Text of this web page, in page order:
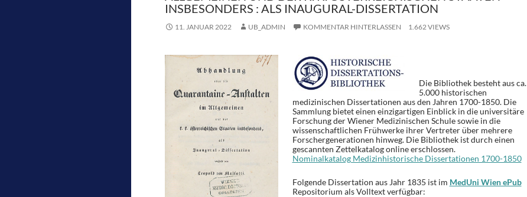
INSBESONDERS : ALS INAUGURAL-DISSERTATION
11. JANUAR 2022 UB_ADMIN KOMMENTAR HINTERLASSEN 1.662 VIEWS
Die Bibliothek besteht aus ca.
5.000 historischen
medizinischen Dissertationen aus den Jahren 1700-1850. Die
Sammlung bietet einen einzigartigen Einblick in die universitäre
Forschung der Wiener Medizinischen Schule sowie in die
wissenschaftlichen Frühwerke ihrer Vertreter über mehrere
Forschergenerationen hinweg. Die Bibliothek ist durch einen
gescannten Zettelkatalog online erschlossen.
Nominalkatalog Medizinhistorische Dissertationen 1700-1850
Folgende Dissertation aus Jahr 1835 ist im MedUni Wien ePub
Repositorium als Volltext verfügbar: